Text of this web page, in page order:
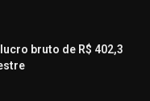
bruto de R$ 402,3